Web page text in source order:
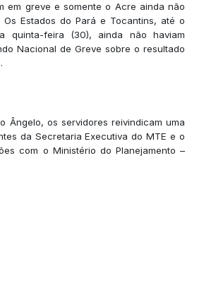
em greve e somente o Acre ainda não
Os Estados do Pará e Tocantins, até o
quinta-feira (30), ainda não haviam
Nacional de Greve sobre o resultado
Ângelo, os servidores reivindicam uma
da Secretaria Executiva do MTE e o
com o Ministério do Planejamento –